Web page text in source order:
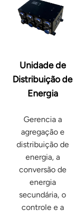
Unidade de
Distribuição de
Energia
Gerencia a
agregação e
distribuição de
energia, a
conversão de
energia
secundária, o
controle e a